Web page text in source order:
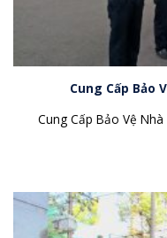
Cung Cấp Bảo
Cung Cấp Bảo Vệ